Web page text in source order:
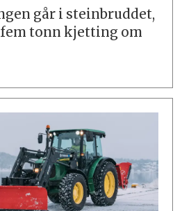
går i steinbruddet,
fem tonn kjetting om